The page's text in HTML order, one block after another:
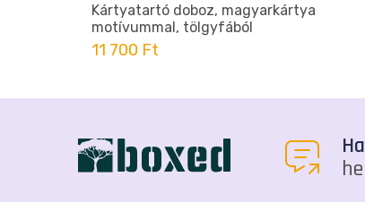
Kártyatartó doboz, magyarkártya
motívummal, tölgyfából
11 700 Ft